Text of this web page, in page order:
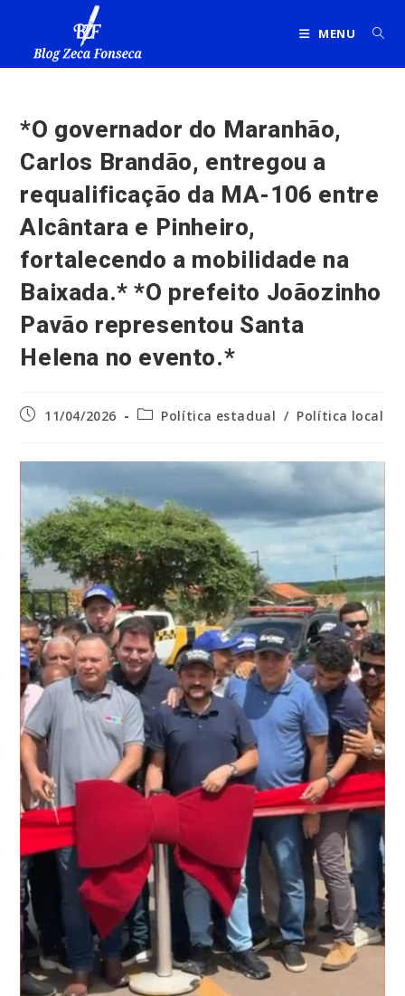
MENU
*O governador do Maranhão,
Carlos Brandão, entregou a
requalificação da MA-106 entre
Alcântara e Pinheiro,
fortalecendo a mobilidade na
Baixada.* *O prefeito Joãozinho
Pavão representou Santa
Helena no evento.*
Post11/04/2026
Categoria
Política estadual / Política local